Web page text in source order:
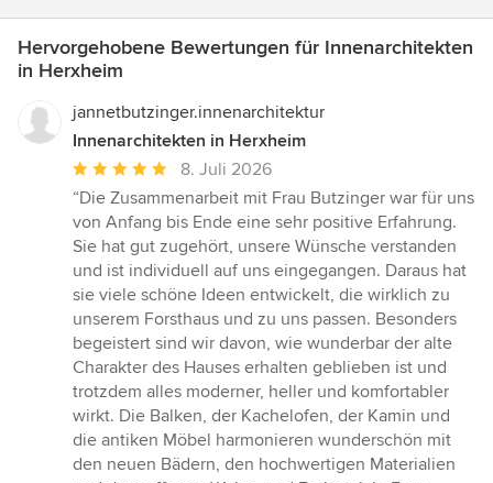
Hervorgehobene Bewertungen für Innenarchitekten
in Herxheim
jannetbutzinger.innenarchitektur
Innenarchitekten in Herxheim
Durchschnittliche
Bewertung:
5
von
5
Sternen
8. Juli 2026
“Die Zusammenarbeit mit Frau Butzinger war für uns
von Anfang bis Ende eine sehr positive Erfahrung.
Sie hat gut zugehört, unsere Wünsche verstanden
und ist individuell auf uns eingegangen. Daraus hat
sie viele schöne Ideen entwickelt, die wirklich zu
unserem Forsthaus und zu uns passen. Besonders
begeistert sind wir davon, wie wunderbar der alte
Charakter des Hauses erhalten geblieben ist und
trotzdem alles moderner, heller und komfortabler
wirkt. Die Balken, der Kachelofen, der Kamin und
die antiken Möbel harmonieren wunderschön mit
den neuen Bädern, den hochwertigen Materialien